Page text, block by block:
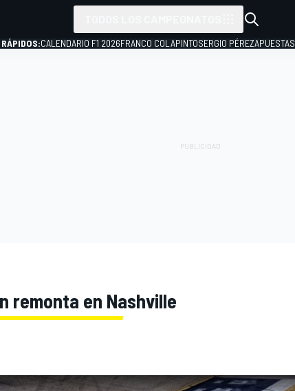
CALENDARIO F1 2026FRANCO COLAPINTOSERGIO PÉREZAPUESTAS
remonta en Nashville